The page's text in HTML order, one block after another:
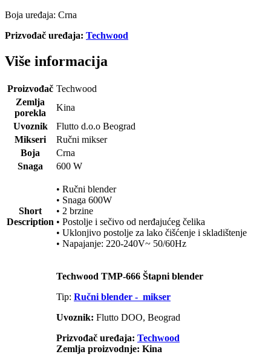
Boja uređaja: Crna
Prizvođač uređaja: Techwood
Više informacija
Proizvođač Techwood
Zemlja
porekla
Kina
Uvoznik
Flutto d.o.o Beograd
Mikseri
Ručni mikser
Boja
Crna
Snaga
600 W
Short
Description
• Ručni blender
• Snaga 600W
• 2 brzine
• Postolje i sečivo od nerđajućeg čelika
• Uklonjivo postolje za lako čišćenje i skladištenje
• Napajanje: 220-240V~ 50/60Hz
Techwood TMP-666 Štapni blender
Tip: Ručni blender - mikser
Uvoznik: Flutto DOO, Beograd
Prizvođač uređaja: Techwood
Zemlja proizvodnje: Kina